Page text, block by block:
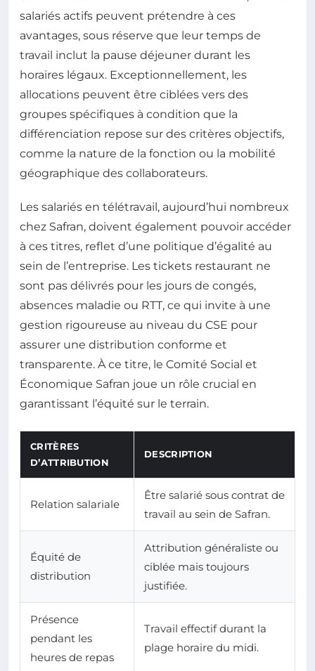
salariés actifs peuvent prétendre à ces
avantages, sous réserve que leur temps de
travail inclut la pause déjeuner durant les
horaires légaux. Exceptionnellement, les
allocations peuvent être ciblées vers des
groupes spécifiques à condition que la
différenciation repose sur des critères objectifs,
comme la nature de la fonction ou la mobilité
géographique des collaborateurs.
Les salariés en télétravail, aujourd’hui nombreux
chez Safran, doivent également pouvoir accéder
à ces titres, reflet d’une politique d’égalité au
sein de l’entreprise. Les tickets restaurant ne
sont pas délivrés pour les jours de congés,
absences maladie ou RTT, ce qui invite à une
gestion rigoureuse au niveau du CSE pour
assurer une distribution conforme et
transparente. À ce titre, le Comité Social et
Économique Safran joue un rôle crucial en
garantissant l’équité sur le terrain.
CRITÈRES
D’ATTRIBUTION
DESCRIPTION
Relation salariale
Être salarié sous contrat de
travail au sein de Safran.
Équité de
distribution
Attribution généraliste ou
ciblée mais toujours
justifiée.
Présence
pendant les
heures de repas
Travail effectif durant la
plage horaire du midi.